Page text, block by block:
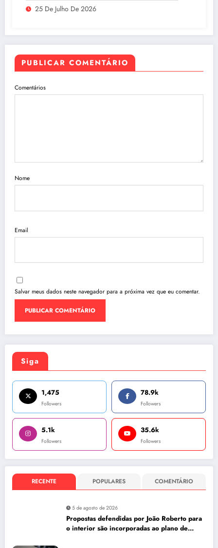
25 De Julho De 2026
PUBLICAR COMENTÁRIO
Comentários
Nome
Email
Salvar meus dados neste navegador para a próxima vez que eu comentar.
Siga
1,475
Followers
78.9k
Followers
5.1k
Followers
35.6k
Followers
RECENTE POPULARES COMENTÁRIO
5 de agosto de 2026
Propostas defendidas por João Roberto para
o interior são incorporadas ao plano de